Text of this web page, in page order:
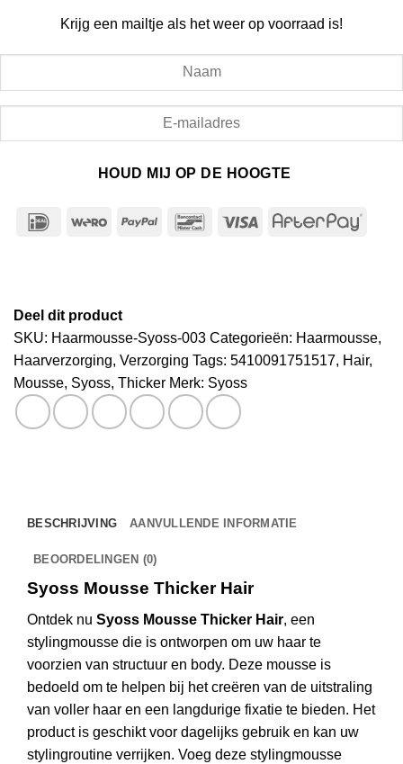
Krijg een mailtje als het weer op voorraad is!
HOUD MIJ OP DE HOOGTE
IDeal Wero PayPal Bancontact
Visa
Deel dit product
SKU: Haarmousse-Syoss-003 Categorieën: Haarmousse,
Haarverzorging, Verzorging Tags: 5410091751517, Hair,
Mousse, Syoss, Thicker Merk: Syoss
BESCHRIJVING AANVULLENDE INFORMATIE
BEOORDELINGEN (0)
Syoss Mousse Thicker Hair
Ontdek nu Syoss Mousse Thicker Hair, een
stylingmousse die is ontworpen om uw haar te
voorzien van structuur en body. Deze mousse is
bedoeld om te helpen bij het creëren van de uitstraling
van voller haar en een langdurige fixatie te bieden. Het
product is geschikt voor dagelijks gebruik en kan uw
stylingroutine verrijken. Voeg deze stylingmousse